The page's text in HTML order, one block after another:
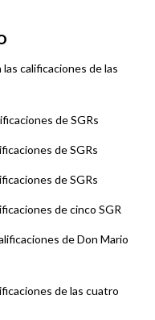
calificaciones de las
de SGRs
de SGRs
de SGRs
de cinco SGR
de Don Mario
de las cuatro